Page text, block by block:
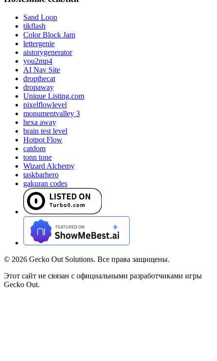
Sand Loop
tikflash
Color Block Jam
lettergenie
aistorygenerator
you2mp4
AI Nav Site
dropthecat
dropaway
Unique Listing.com
pixelflowlevel
monumentvalley 3
hexa away
brain test level
Hotpot Flow
catdom
tonn tone
Wizard Alchemy
taskbarhero
gakuran codes
© 2026 Gecko Out Solutions. Все права защищены.
Этот сайт не связан с официальными разработчиками игры
Gecko Out.